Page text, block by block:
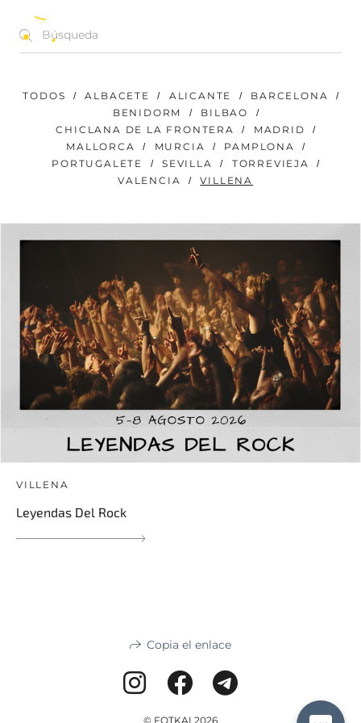
TODOS ALBACETE ALICANTE
BARCELONA
BENIDORM
BILBAO
CHICLANA DE LA FRONTERA
MADRID
MALLORCA
MURCIA
PAMPLONA
PORTUGALETE
SEVILLA
TORREVIEJA
VALENCIA
VILLENA
VILLENA
Leyendas Del Rock
Copia el enlace
© FOTKAI 2026